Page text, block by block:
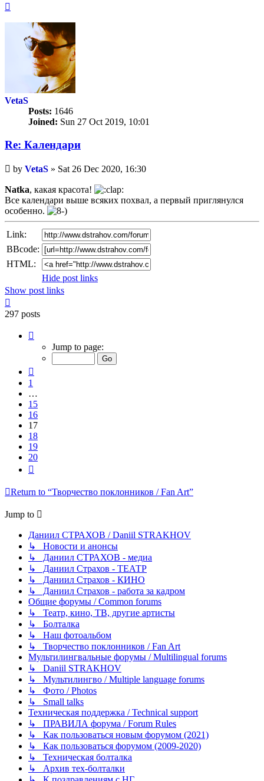
VetaS
Posts: 1646
Joined: Sun 27 Oct 2019, 10:01
Re: Календари
Unread
post
by VetaS » Sat 26 Dec 2020, 16:30
Natka, какая красота!
Все календари выше всяких похвал, а первый приглянулся
особенно.
Link:
BBcode:
HTML:
Hide post links
Show post links
297 posts
17
Jump to page:
1
…
15
16
17
18
19
20
Return to “Творчество поклонников / Fan Art”
Jump to
Даниил СТРАХОВ / Daniil STRAKHOV
↳ Новости и анонсы
↳ Даниил СТРАХОВ - медиа
↳ Даниил Страхов - ТЕАТР
↳ Даниил Страхов - КИНО
↳ Даниил Страхов - работа за кадром
Общие форумы / Common forums
↳ Театр, кино, ТВ, другие артисты
↳ Болталка
↳ Наш фотоальбом
↳ Творчество поклонников / Fan Art
Мультилингвальные форумы / Multilingual forums
↳ Daniil STRAKHOV
↳ Мультилингво / Multiple language forums
↳ Фото / Photos
↳ Small talks
Техническая поддержка / Technical support
↳ ПРАВИЛА форума / Forum Rules
↳ Как пользоваться новым форумом (2021)
↳ Как пользоваться форумом (2009-2020)
↳ Техническая болталка
↳ Архив тех-болталки